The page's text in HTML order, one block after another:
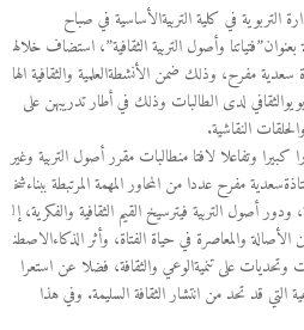
التربوية في كلية التربيةالأساسية في صباح
بعنوان”فتياتنا وأصول التربية الثقافية”، استضاف خلاله
سعدية مفرح، وذلك ضمن الأنشطةالعلمية والثقافية الها
لدى الطالبات وذلك في أطار تدريبهن على
النقاشية.
وتفاعلا لافتا منطالبات مقرر أصول التربية وغير
مفرح عددا من المحاور المهمة المرتبطة ببناءشخ
ودور أصول التربية فيترسيخ القيم الثقافية والفكرية، إل
الأصالة والمعاصرة في حياة الفتاة، وأثر الذكاءالاصطن
وتحديات على تنميةالوعي والثقافة، فضلا عن استعرا
التي قد تحد من انتشار الثقافة السليمة. وفي هذا